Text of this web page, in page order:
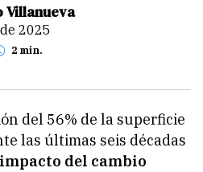
Villanueva
2025
2 min.
del 56% de la superficie
las últimas seis décadas
del cambio